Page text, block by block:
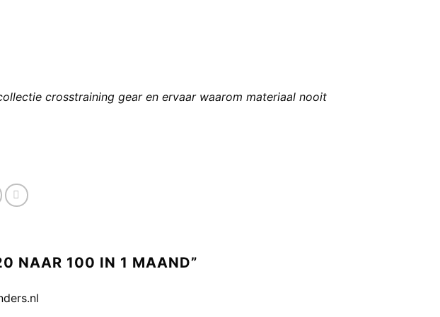
crosstraining gear en ervaar waarom materiaal nooit
NAAR 100 IN 1 MAAND”